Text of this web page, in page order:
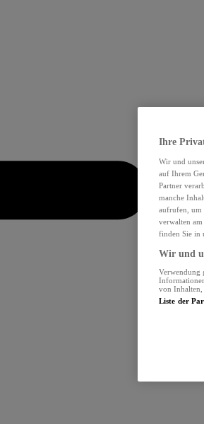
Ihre
Wir und
auf Ihrem
Partner
manche
aufrufen, um
verwalten
finden Sie in
Wir und
Verwendung
von Inhalten,
Liste der